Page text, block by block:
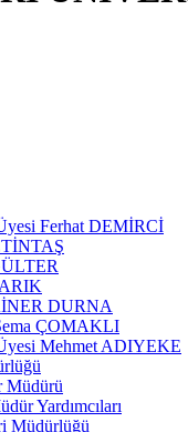
Ferhat DEMİRCİ
DURNA
ÇOMAKLI
Mehmet ADIYEKE
Müdürü
Yardımcıları
Müdürlüğü